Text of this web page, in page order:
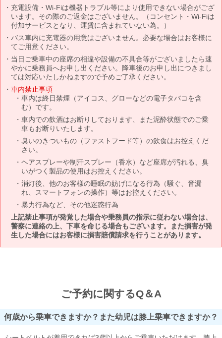
充電設備・Wi-Fiは機器トラブル等により使用できない場合がござ
います。その際のご返金はございません。（コンセント・Wi-Fiは
付加サービスとなり、運賃に含まれていない為。）
バス車内に充電器の用意はございません。必要な場合はお客様に
てご用意ください。
当日ご乗車中の座席の相違や設備の不具合等がございましたら速
やかに乗務員へお申し出ください。降車後のお申し出につきまし
ては対応いたしかねますので予めご了承ください。
車内禁止事項
車内は終日禁煙（アイコス、グローなどの電子タバコを含
む）です。
車内での飲酒はお断りしております、また泥酔状態でのご乗
車もお断りいたします。
臭いのきついもの（ファストフード等）の飲食はお控えくだ
さい。
ヘアスプレーや制汗スプレー（香水）など座席が汚れる、臭
いがつく製品の使用はお控えください。
消灯後、他のお客様の睡眠の妨げになる行為（騒ぐ、音漏
れ、スマートフォンの操作）等はお控えください。
暴力行為など、その他迷惑行為
上記禁止事項が発覚した場合や乗務員の指示に従わない場合は、
警察に連絡の上、下車を命じる場合もございます。また損害が発
生した場合にはお客様に損害賠償請求を行うことがあります。
ご予約に関するQ＆A
何歳から乗車できますか？また幼児は膝上乗車できますか？